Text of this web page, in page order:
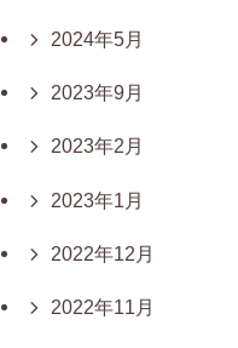
2024年5月
2023年9月
2023年2月
2023年1月
2022年12月
2022年11月